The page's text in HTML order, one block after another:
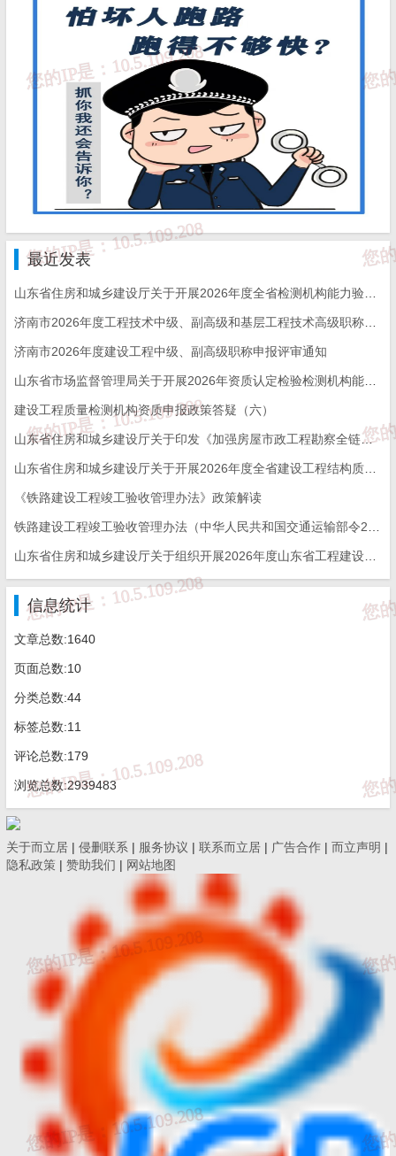
《山东省安全生产条例》《山东省燃气管理条例》《山东省生产经
营单位安全生产主体责任规定》《山东省安全生产事故隐患排查治
理办法》等安全生产法律法规，认真落实国务院安委会安全生产十
五条措施，进一步明晰安全生产职责，增强履职尽责法制意识，推
动安全生产责任落实。
3.深学创新措施。 深入研究“八抓20条”创新措施，结合部门单
位和企业项目实际，建立健全能操作可执行、能落实可考核的具体
措施，同时进行重点宣传，突出抓教育培训、抓制度完善、抓苗头
隐患、抓日常监督、抓严惩重罚等重点工作，统筹运用电视、报
纸、广播等主流媒体和政务新媒体，强化宣传引导，推动安全生产
各项创新措施落实落地。
集中组织学习危大工程方案编制指南、重
大事故隐患判定标准、脚手架安全技术管理等标准规程和建筑施
工、城镇燃气、有限空间作业、基坑（沟槽）开挖、高处作业、自
建房建设等相关业务知识，提高全员安全意识和管控能力，切实解
5.实施重点整治。 扎实开展房屋市政施工领域重大事故隐患
专项排查整治2023行动，
为，严格落实安全措施检查和作业过程监督，认真排查整改重大事
故隐患。
动（安全承诺内容见附件1）。落实企业主要负责人“五带头”，督促
企业主要负责人带头研究组织本企业重大事故隐患排查整治、带头
落实全员安全生产岗位责任发挥管理团队和专家作用、带头对动火
等危险作业开展排查整治、带头对外包外租等生产经营活动开展排
查整治、带头开展事故应急救援演练活动，推动隐患排查治理制度
化、常态化。
7.落实举报奖励。督促企业严格落实举报“公告牌”“内部吹哨
人”制度，组织开展“我是安全吹哨人”“查找身边的隐患”等活动，
有奖举报政策纳入三级教育内容，拓宽举报奖励宣传渠道，鼓励社
最近发表
济南市2026年度建设工程中级、副高级职称申报评审通知
建设工程质量检测机构资质申报政策答疑（六）
山东省住房和城乡建设厅关于印发《加强房屋市政工程勘察全链条管理实施方案》的通知
《铁路建设工程竣工验收管理办法》政策解读
信息统计
文章总数:1640
页面总数:10
分类总数:44
标签总数:11
评论总数:179
浏览总数:2939483
关于而立居 | 侵删联系 | 服务协议 | 联系而立居 | 广告合作 | 而立声明 |
隐私政策 | 赞助我们 | 网站地图